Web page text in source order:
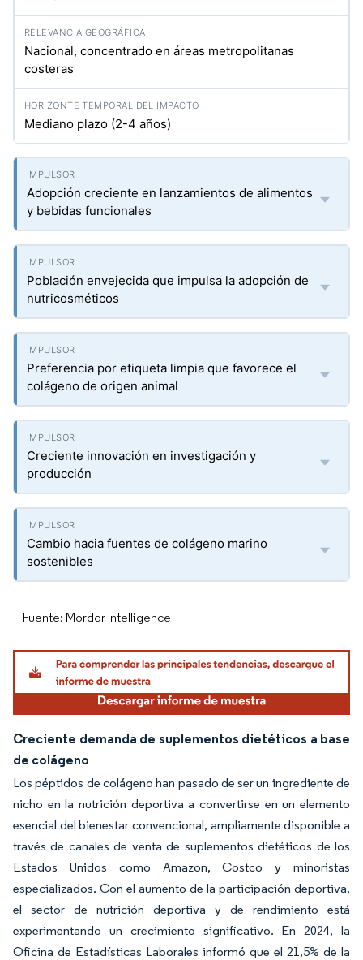
Nacional, concentrado en áreas metropolitanas
costeras
Mediano plazo (2-4 años)
Adopción creciente en lanzamientos de alimentos
y bebidas funcionales
Población envejecida que impulsa la adopción de
nutricosméticos
Preferencia por etiqueta limpia que favorece el
colágeno de origen animal
Creciente innovación en investigación y
producción
Cambio hacia fuentes de colágeno marino
sostenibles
Fuente: Mordor Intelligence
Creciente demanda de suplementos dietéticos a base
de colágeno
Los péptidos de colágeno han pasado de ser un ingrediente de
nicho en la nutrición deportiva a convertirse en un elemento
esencial del bienestar convencional, ampliamente disponible a
través de canales de venta de suplementos dietéticos de los
Estados Unidos como Amazon, Costco y minoristas
especializados. Con el aumento de la participación deportiva,
el sector de nutrición deportiva y de rendimiento está
experimentando un crecimiento significativo. En 2024, la
Oficina de Estadísticas Laborales informó que el 21,5% de la